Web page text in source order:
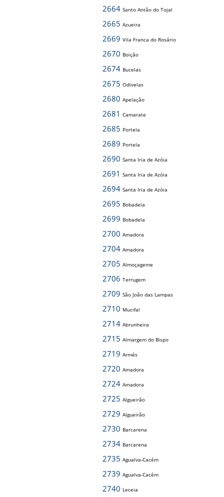
2664 Santo Antão do Tojal
2665 Azueira
2669 Vila Franca do Rosário
2670 Boição
2674 Bucelas
2675 Odivelas
2680 Apelação
2681 Camarate
2685 Portela
2689 Portela
2690 Santa Iria de Azóia
2691 Santa Iria de Azóia
2694 Santa Iria de Azóia
2695 Bobadela
2699 Bobadela
2700 Amadora
2704 Amadora
2705 Almoçageme
2706 Terrugem
2709 São João das Lampas
2710 Mucifal
2714 Abrunheira
2715 Almargem do Bispo
2719 Armés
2720 Amadora
2724 Amadora
2725 Algueirão
2729 Algueirão
2730 Barcarena
2734 Barcarena
2735 Agualva-Cacém
2739 Agualva-Cacém
2740 Leceia